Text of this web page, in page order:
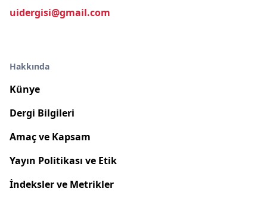
uidergisi@gmail.com
Hakkında
Künye
Dergi Bilgileri
Amaç ve Kapsam
Yayın Politikası ve Etik
İndeksler ve Metrikler